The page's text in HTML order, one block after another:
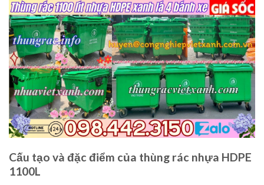
Cấu tạo và đặc điểm của thùng rác nhựa HDPE
1100L